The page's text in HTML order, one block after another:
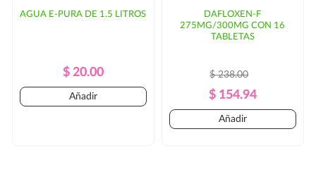
AGUA E-PURA DE 1.5 LITROS
Precio
Regular
Precio
$ 20.00
Añadir
DAFLOXEN-F
275MG/300MG CON 16
TABLETAS
Precio
Regular
$ 238.00
Precio
$ 154.94
Añadir